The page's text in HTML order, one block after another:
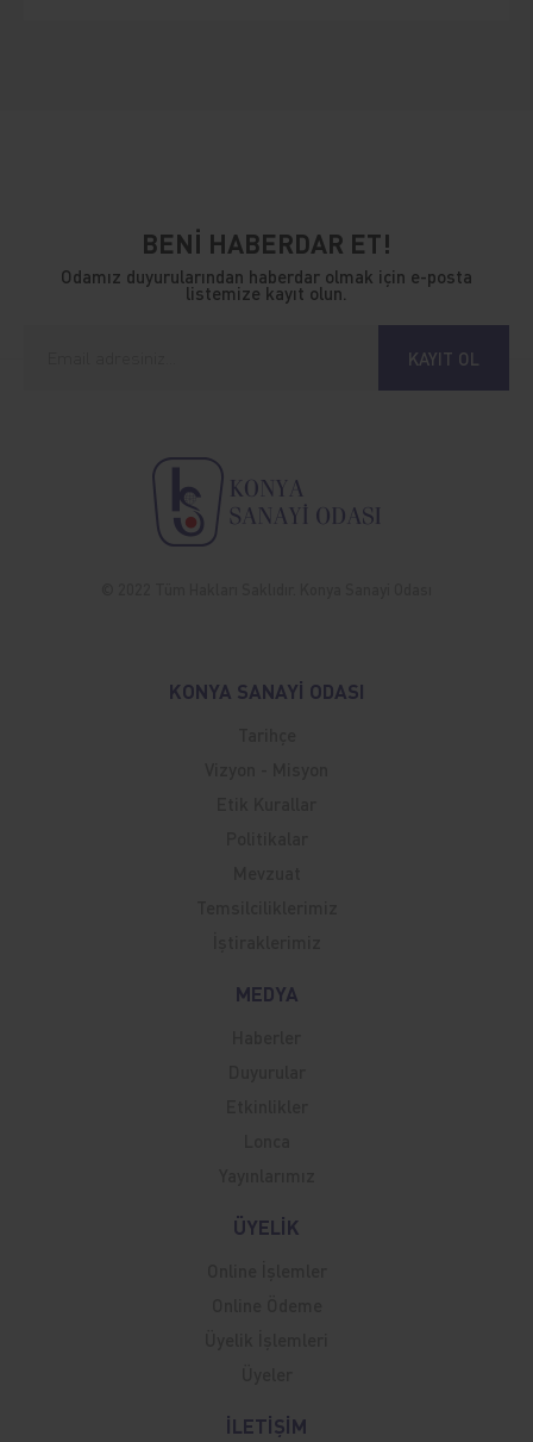
BENİ HABERDAR ET!
Odamız duyurularından haberdar olmak için e-posta
listemize kayıt olun.
KAYIT OL
KONYA SANAYİ ODASI
MEDYA
ÜYELİK
İLETİŞİM